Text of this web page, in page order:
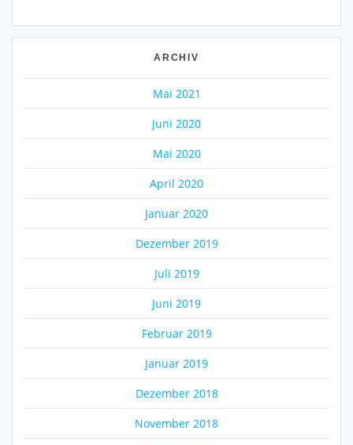
ARCHIV
Mai 2021
Juni 2020
Mai 2020
April 2020
Januar 2020
Dezember 2019
Juli 2019
Juni 2019
Februar 2019
Januar 2019
Dezember 2018
November 2018